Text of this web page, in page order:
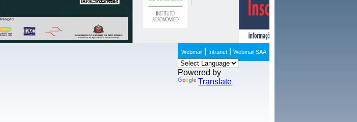
Webmail| Intranet| Webmail SAA
Powered by
Translate